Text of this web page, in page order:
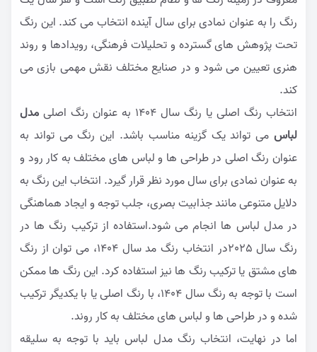
رنگ را به عنوان نمادی برای سال آینده انتخاب می کند. این رنگ
تحت پژوهش های گسترده و تحلیلات فرهنگی، رویدادها و روند
هنری تعیین می شود و در صنایع مختلف نقش مهمی بازی می
کند.
انتخاب رنگ اصلی یا رنگ سال 1404 به عنوان رنگ اصلی
مدل
لباس می تواند یک گزینه مناسب باشد. این رنگ می تواند به
عنوان رنگ اصلی در طراحی ها و لباس های مختلف به کار رود و
به عنوان نمادی برای سال مورد نظر قرار گیرد. انتخاب این رنگ به
دلایل متنوعی مانند جذابیت بصری، جلب توجه و ایجاد هماهنگی
در مدل لباس ها انجام می شود.استفاده از ترکیب رنگ ها در
رنگ سال 2025در انتخاب رنگ مد سال 1404، می توان از رنگ
های مشتق یا ترکیب رنگ ها نیز استفاده کرد. این رنگ ها ممکن
است با توجه به رنگ سال 1404، با رنگ اصلی یا با یکدیگر ترکیب
شده و در طراحی ها و لباس های مختلف به کار روند.
اما در نهایت، انتخاب رنگ مدل لباس باید با توجه به سلیقه